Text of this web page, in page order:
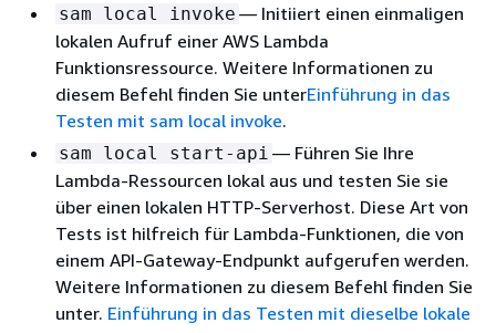
sam local invoke — Initiiert einen einmaligen
lokalen Aufruf einer AWS Lambda
Funktionsressource. Weitere Informationen zu
diesem Befehl finden Sie unterEinführung in das
Testen mit sam local invoke.
sam local start-api — Führen Sie Ihre
Lambda-Ressourcen lokal aus und testen Sie sie
über einen lokalen HTTP-Serverhost. Diese Art von
Tests ist hilfreich für Lambda-Funktionen, die von
einem API-Gateway-Endpunkt aufgerufen werden.
Weitere Informationen zu diesem Befehl finden Sie
unter. Einführung in das Testen mit dieselbe lokale